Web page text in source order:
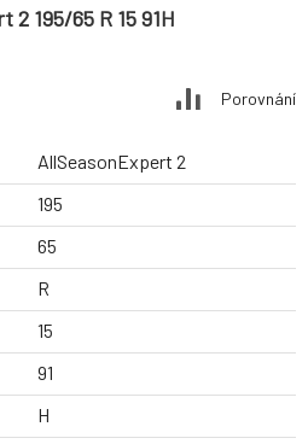
2 195/65 R 15 91H
Porovnání
AllSeasonExpert 2
195
65
R
15
91
H